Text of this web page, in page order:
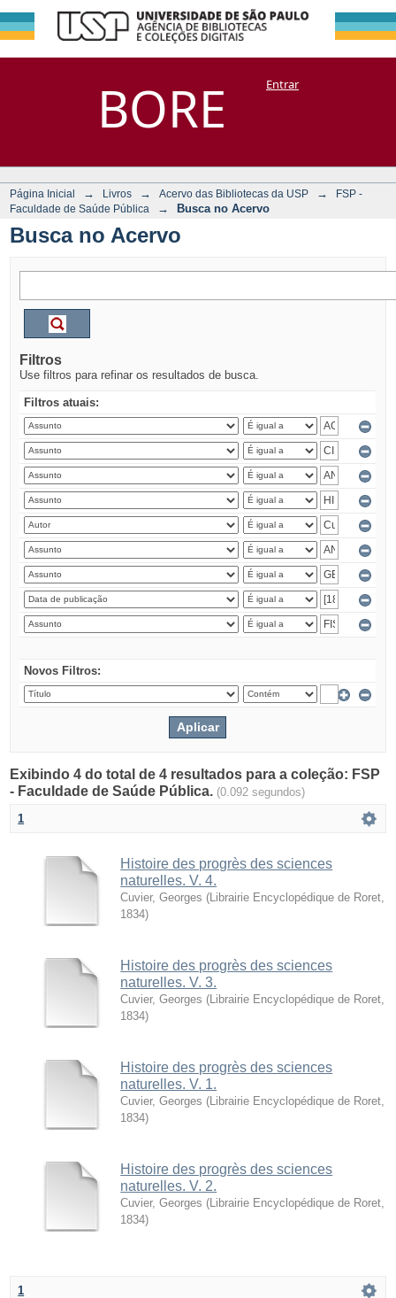
BORE
Busca no Acervo
DSpace/Manakin + CoriscoEntrar
Página Inicial → Livros → Acervo das Bibliotecas da USP →
FSP -
Faculdade de Saúde Pública
→ Busca no Acervo
Busca no Acervo
Filtros
Use filtros para refinar os resultados de busca.
Filtros atuais:
Novos Filtros:
Exibindo 4 do total de 4 resultados para a coleção: FSP
- Faculdade de Saúde Pública. (0.092 segundos)
1
Histoire des progrès des sciences
naturelles. V. 4.
Cuvier, Georges ( Librairie Encyclopédique de Roret
1834)
Histoire des progrès des sciences
naturelles. V. 3.
Cuvier, Georges ( Librairie Encyclopédique de Roret
1834)
Histoire des progrès des sciences
naturelles. V. 1.
Cuvier, Georges ( Librairie Encyclopédique de Roret
1834)
Histoire des progrès des sciences
naturelles. V. 2.
Cuvier, Georges ( Librairie Encyclopédique de Roret
1834)
1